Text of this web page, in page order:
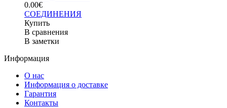
0.00€
СОЕДИНЕНИЯ
Купить
В сравнения
В заметки
Информация
О нас
Информация о доставке
Гарантия
Контакты